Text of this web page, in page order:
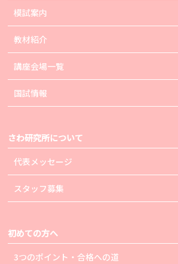
模試案内
教材紹介
講座会場一覧
国試情報
さわ研究所について
代表メッセージ
スタッフ募集
初めての方へ
3つのポイント・合格への道